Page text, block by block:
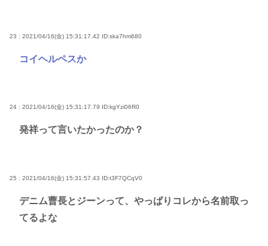
23 : 2021/04/16(金) 15:31:17.42 ID:ska7hm680
コイヘルペスか
24 : 2021/04/16(金) 15:31:17.79 ID:kgYzi06R0
発祥って言いたかったのか？
25 : 2021/04/16(金) 15:31:57.43 ID:t3F7QCqV0
デニム曹長とジーンって、やっぱりコレから名前取っ
てるよな